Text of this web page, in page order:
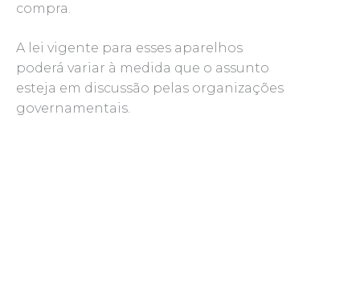
compra.
A lei vigente para esses aparelhos
poderá variar à medida que o assunto
esteja em discussão pelas organizações
governamentais.